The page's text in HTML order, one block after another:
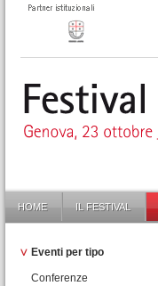
HOME IL FESTIVAL
Eventi per tipo
Conferenze